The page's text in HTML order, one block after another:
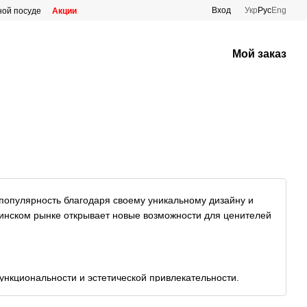
посуде
Акции
Вход Укр РусEng
Мой заказ
благодаря своему уникальному дизайну и
рынке открывает новые возможности для ценителей
и эстетической привлекательности.